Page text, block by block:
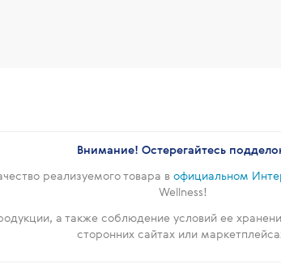
Внимание! Остерегайтесь
реализуемого товара в официальном
Wellness!
а также соблюдение условий ее
сторонних сайтах или